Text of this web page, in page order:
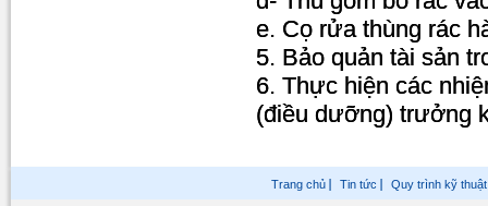
e. Cọ rửa thùng rác
5. Bảo quản tài sản
6. Thực hiện các
(điều dưỡng) trưởng
Trang chủ Tin tức Quy trình kỹ thuật